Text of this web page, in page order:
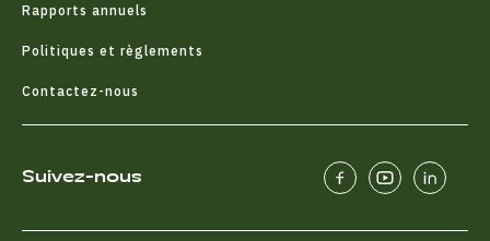
Rapports annuels
Politiques et règlements
Contactez-nous
Suivez-nous